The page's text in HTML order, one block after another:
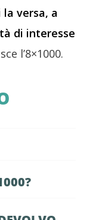
versa, a
di interesse
l’8×1000.